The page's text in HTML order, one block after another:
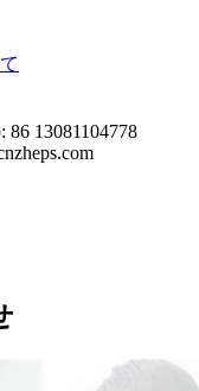
86 13081104778